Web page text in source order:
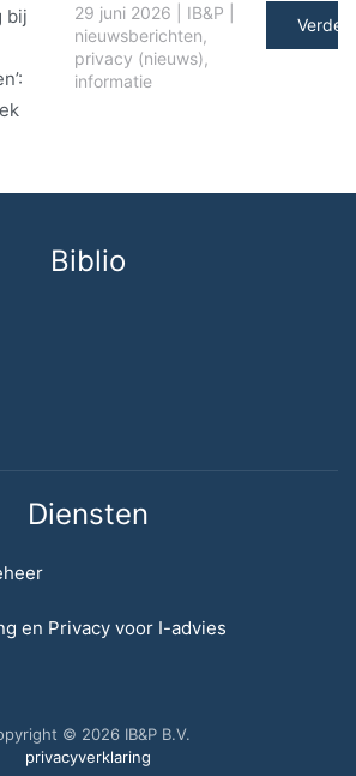
bij
29 juni 2026 IB&P
nieuwsberichten,
privacy (nieuws),
informatie
Verder
Biblio
Diensten
en Privacy voor I-advies
© 2026 IB&P B.V.
privacyverklaring